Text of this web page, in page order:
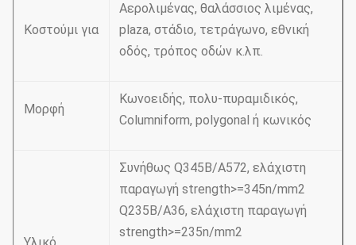
Κοστούμι για
Αερολιμένας, θαλάσσιος λιμένας,
plaza, στάδιο, τετράγωνο, εθνική
οδός, τρόπος οδών κ.λπ.
Μορφή
Κωνοειδής, πολυ-πυραμιδικός,
Columniform, polygonal ή κωνικός
Συνήθως Q345B/A572, ελάχιστη
παραγωγή strength>=345n/mm2
Q235B/A36, ελάχιστη παραγωγή
strength>=235n/mm2